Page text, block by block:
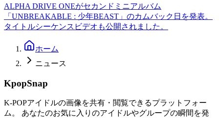
ALPHA DRIVE ONEがセカンドミニアルバム
「UNBREAKABLE : 少年BEAST」のカムバック日を発表。
タイトルシーケンスビデオも公開されました。
ホーム
ニュース
KpopSnap
K-POPアイドルの画像を共有・閲覧できるプラットフォー
ム。 あなたのお気に入りのアイドルやグループの瞬間を発